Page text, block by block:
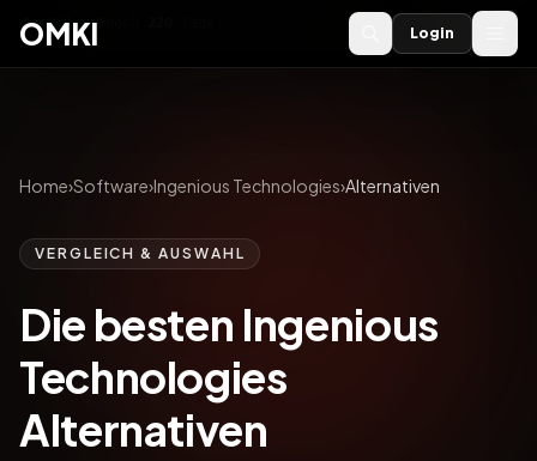
OMKI 2027
OMKI Login
Home›Software›Ingenious Technologies›Alternativen
VERGLEICH & AUSWAHL
Die besten Ingenious
Technologies
Alternativen